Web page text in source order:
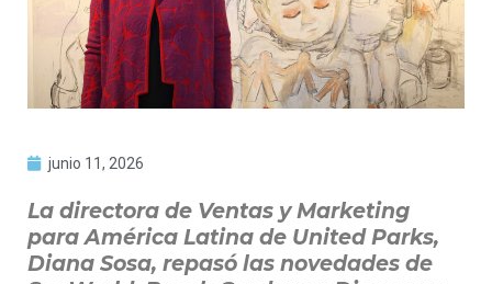
junio 11, 2026
La directora de Ventas y Marketing
para América Latina de United Parks,
Diana Sosa, repasó las novedades de